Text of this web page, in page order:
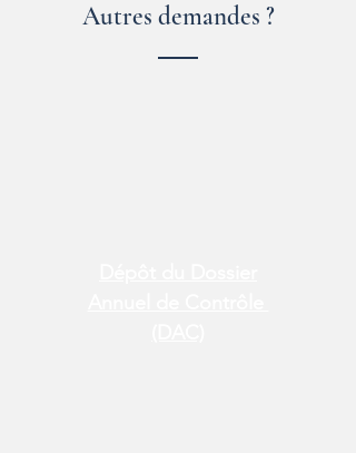
Autres demandes ?